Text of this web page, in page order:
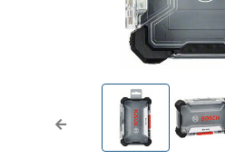
Previous